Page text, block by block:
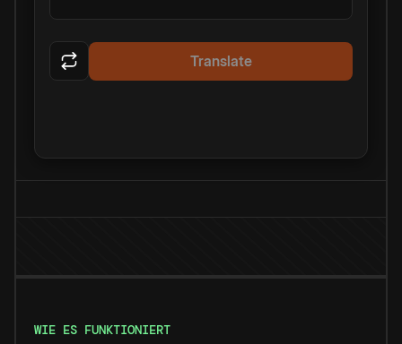
Translate
WIE ES FUNKTIONIERT